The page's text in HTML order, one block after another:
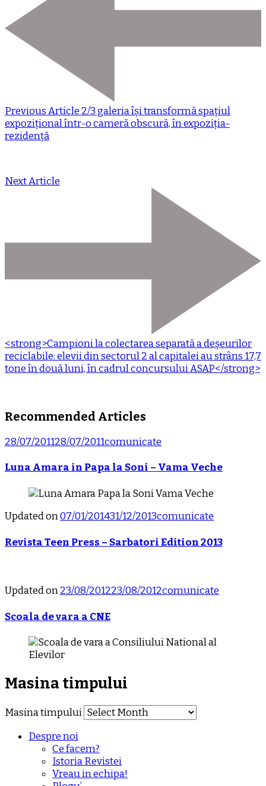
Previous Article 2/3 galeria își transformă spațiul
expozițional într-o cameră obscură, în expoziția-
rezidență
Next Article
<strong>Campioni la colectarea separată a deșeurilor
reciclabile: elevii din sectorul 2 al capitalei au strâns 17,7
tone în două luni, în cadrul concursului ASAP</strong>
Recommended Articles
28/07/201128/07/2011comunicate
Luna Amara in Papa la Soni – Vama Veche
Updated on07/01/201431/12/2013comunicate
Revista Teen Press – Sarbatori Edition 2013
Updated on23/08/201223/08/2012comunicate
Scoala de vara a CNE
Masina timpului
Masina timpului
Despre noi
Ce facem?
Istoria Revistei
Vreau in echipa!